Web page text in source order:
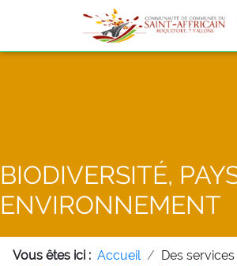
BIODIVERSITÉ,
ENVIRONNEMENT
Vous êtes ici : Accueil
Des